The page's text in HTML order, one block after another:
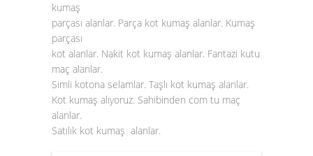
kumaş
parçası alanlar. Parça kot kumaş alanlar. Kumaş
parçası
kot alanlar. Nakit kot kumaş alanlar. Fantazi kutu
maç alanlar.
Simli kotona selamlar. Taşlı kot kumaş alanlar.
Kot kumaş alıyoruz. Sahibinden com tu maç
alanlar.
Satılık kot kumaş alanlar.